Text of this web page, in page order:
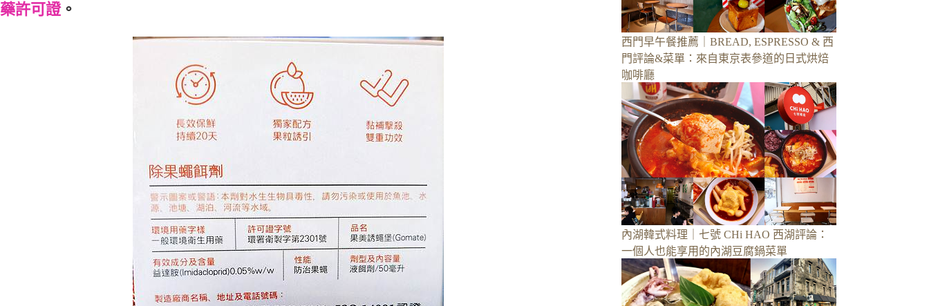
藥許可證。
西門早午餐推薦｜BREAD, ESPRESSO & 西
門評論&菜單：來自東京表參道的日式烘焙
咖啡廳
內湖韓式料理｜七號 CHi HAO 西湖評論：
一個人也能享用的內湖豆腐鍋菜單